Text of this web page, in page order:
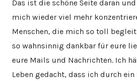
Das ist die schöne Seite daran
mich wieder viel mehr
Menschen, die mich so toll
so wahnsinnig dankbar für eure
eure Mails und Nachrichten. Ich
Leben gedacht, dass ich durch